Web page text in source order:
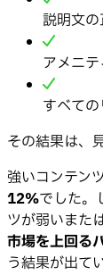
説明文
アメニ
すべて
その結果は、
強いコンテン
12%でした。
ツが弱いまた
市場を上回る
う結果が出て